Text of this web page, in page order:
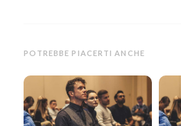
POTREBBE PIACERTI ANCHE